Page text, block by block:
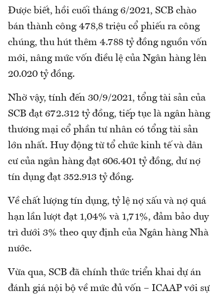
Được biết, hồi cuối tháng 6/2021, SCB chào
bán thành công 478,8 triệu cổ phiếu ra công
chúng, thu hút thêm 4.788 tỷ đồng nguồn vốn
mới, nâng mức vốn điều lệ của Ngân hàng lên
20.020 tỷ đồng.
Nhờ vậy, tính đến 30/9/2021, tổng tài sản của
SCB đạt 672.312 tỷ đồng, tiếp tục là ngân hàng
thương mại cổ phần tư nhân có tổng tài sản
lớn nhất. Huy động từ tổ chức kinh tế và dân
cư của ngân hàng đạt 606.401 tỷ đồng, dư nợ
tín dụng đạt 352.913 tỷ đồng.
Về chất lượng tín dụng, tỷ lệ nợ xấu và nợ quá
hạn lần lượt đạt 1,04% và 1,71%, đảm bảo duy
trì dưới 3% theo quy định của Ngân hàng Nhà
nước.
Vừa qua, SCB đã chính thức triển khai dự án
đánh giá nội bộ về mức đủ vốn – ICAAP với sự